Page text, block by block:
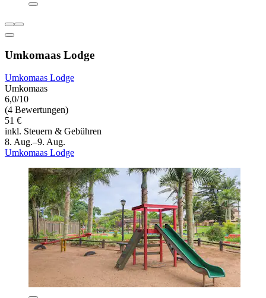
Umkomaas Lodge
Umkomaas Lodge
Umkomaas
6,0/10
(4 Bewertungen)
51 €
inkl. Steuern & Gebühren
8. Aug.–9. Aug.
Umkomaas Lodge